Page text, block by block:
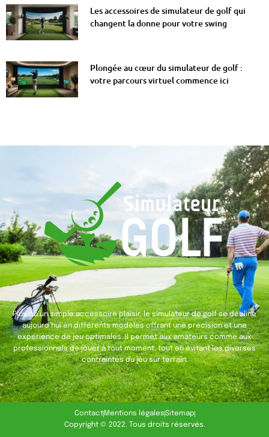
Les accessoires de simulateur de golf qui
changent la donne pour votre swing
Plongée au cœur du simulateur de golf :
votre parcours virtuel commence ici
Plus qu’un simple accessoire plaisir, le simulateur de golf se décline
aujourd’hui en différents modèles offrant une précision et une
expérience de jeu optimales. Il permet aux amateurs comme aux
professionnels de jouer à tout moment, tout en évitant les diverses
contraintes du jeu sur terrain.
Contact Mentions légalesSitemap
Copyright © 2022. Tous droits réservés.